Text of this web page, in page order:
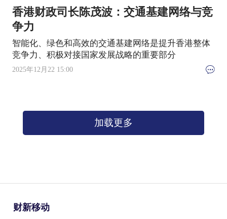
香港财政司长陈茂波：交通基建网络与竞
争力
智能化、绿色和高效的交通基建网络是提升香港整体
竞争力、积极对接国家发展战略的重要部分
2025年12月22 15:00
加载更多
财新移动